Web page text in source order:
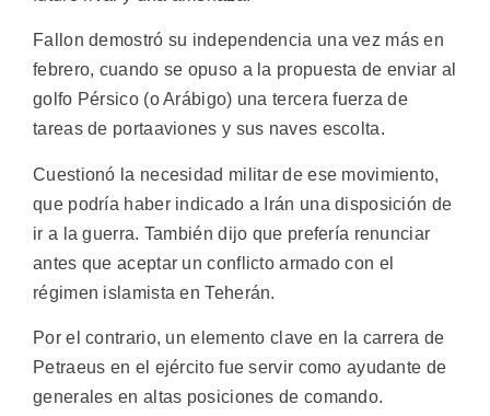
Fallon demostró su independencia una vez más en
febrero, cuando se opuso a la propuesta de enviar al
golfo Pérsico (o Arábigo) una tercera fuerza de
tareas de portaaviones y sus naves escolta.
Cuestionó la necesidad militar de ese movimiento,
que podría haber indicado a Irán una disposición de
ir a la guerra. También dijo que prefería renunciar
antes que aceptar un conflicto armado con el
régimen islamista en Teherán.
Por el contrario, un elemento clave en la carrera de
Petraeus en el ejército fue servir como ayudante de
generales en altas posiciones de comando.